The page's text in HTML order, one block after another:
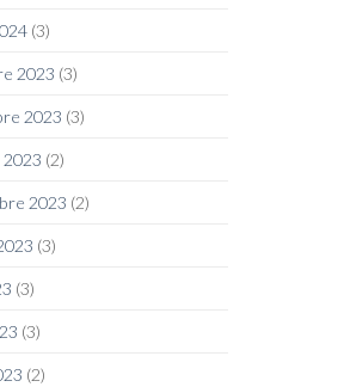
(3)
2023 (3)
2023 (3)
(2)
2023 (2)
(3)
(3)
(3)
(2)